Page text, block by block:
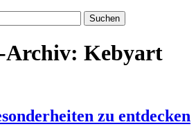
Archiv: Kebyart
zu entdecken